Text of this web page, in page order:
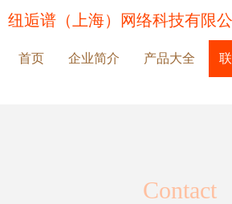
纽逅谱（上海）网络科技有限
首页 企业简介 产品大全
Contact